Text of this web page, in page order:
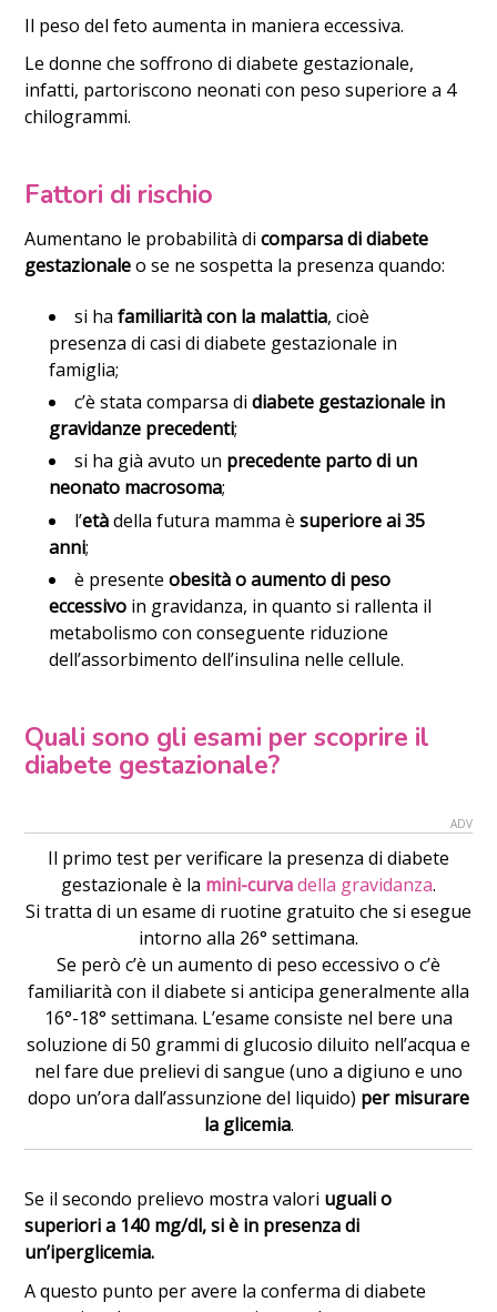
Il peso del feto aumenta in maniera eccessiva.
Le donne che soffrono di diabete gestazionale,
infatti, partoriscono neonati con peso superiore a 4
chilogrammi.
Fattori di rischio
Aumentano le probabilità dicomparsa di diabete
gestazionaleo se ne sospetta la presenza quando:
si ha familiarità con la malattia, cioè
presenza di casi di diabete gestazionale in
famiglia;
c’è stata comparsa di diabete gestazionale in
gravidanze precedenti;
si ha già avuto un precedente parto di un
neonato macrosoma;
l’etàdella futura mamma è superiore ai 35
anni;
è presente obesità o aumento di peso
eccessivoin gravidanza, in quanto si rallenta il
metabolismo con conseguente riduzione
dell’assorbimento dell’insulina nelle cellule.
Quali sono gli esami per scoprire il
diabete gestazionale?
Il primo test per verificare la presenza di diabete
gestazionale è la mini-curvadella gravidanza.
Si tratta di un esame di ruotine gratuito che si esegue
intorno alla 26° settimana.
Se però c’è un aumento di peso eccessivo o c’è
familiarità con il diabete si anticipa generalmente alla
16°-18° settimana. L’esame consiste nel bere una
soluzione di 50 grammi di glucosio diluito nell’acqua e
nel fare due prelievi di sangue (uno a digiuno e uno
dopo un’ora dall’assunzione del liquido) per misurare
la glicemia.
Se il secondo prelievo mostra valori uguali o
superiori a 140 mg/dl, si è in presenza di
un’iperglicemia.
A questo punto per avere la conferma di diabete